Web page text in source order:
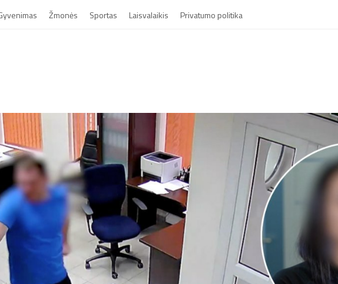
Žmonės Sportas Laisvalaikis Privatumo politika